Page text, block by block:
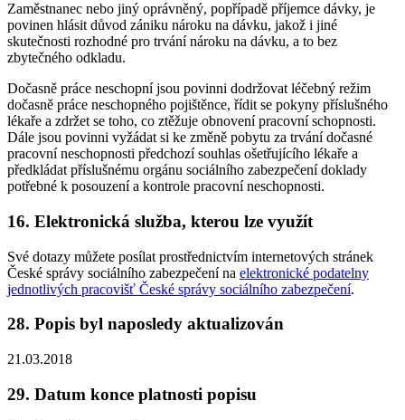
Zaměstnanec nebo jiný oprávněný, popřípadě příjemce dávky, je
povinen hlásit důvod zániku nároku na dávku, jakož i jiné
skutečnosti rozhodné pro trvání nároku na dávku, a to bez
zbytečného odkladu.
Dočasně práce neschopní jsou povinni dodržovat léčebný režim
dočasně práce neschopného pojištěnce, řídit se pokyny příslušného
lékaře a zdržet se toho, co ztěžuje obnovení pracovní schopnosti.
Dále jsou povinni vyžádat si ke změně pobytu za trvání dočasné
pracovní neschopnosti předchozí souhlas ošetřujícího lékaře a
předkládat příslušnému orgánu sociálního zabezpečení doklady
potřebné k posouzení a kontrole pracovní neschopnosti.
16. Elektronická služba, kterou lze využít
Své dotazy můžete posílat prostřednictvím internetových stránek
České správy sociálního zabezpečení na elektronické podatelny
jednotlivých pracovišť České správy sociálního zabezpečení.
28. Popis byl naposledy aktualizován
21.03.2018
29. Datum konce platnosti popisu